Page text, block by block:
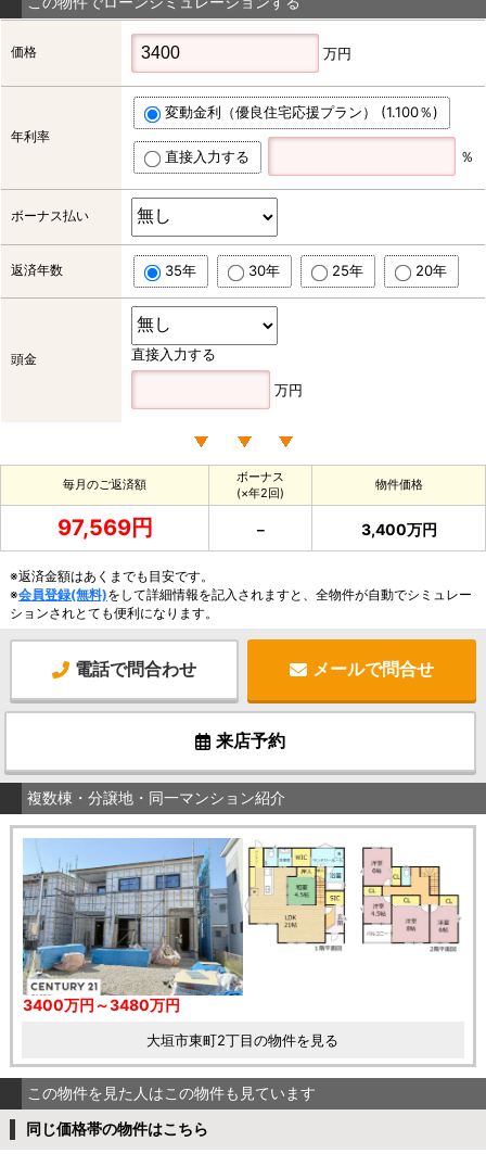
価格 万円
年利率
変動金利（優良住宅応援プラン） (1.100％)
直接入力する ％
ボーナス払い
返済年数 35年 30年 25年 20年
頭金 直接入力する
万円
毎月のご返済額
ボーナス
(×年2回)
物件価格
97,569円 － 3,400万円
※返済金額はあくまでも目安です。
※会員登録(無料)をして詳細情報を記入されますと、全物件が自動でシミュレー
ションされとても便利になります。
電話で問合わせ メールで問合せ
来店予約
複数棟・分譲地・同一マンション紹介
3400万円～3480万円
大垣市東町2丁目の物件を見る
この物件を見た人はこの物件も見ています
同じ価格帯の物件はこちら